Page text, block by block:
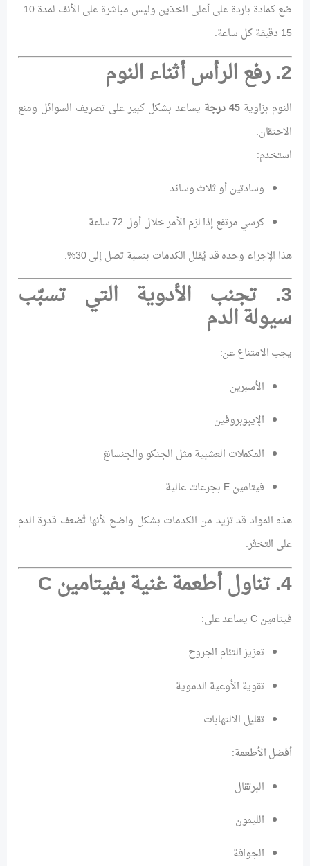
ضع كمادة باردة على أعلى الخدّين وليس مباشرة على الأنف لمدة 10–
15 دقيقة كل ساعة.
2. رفع الرأس أثناء النوم
النوم بزاوية45 درجة
يساعد بشكل كبير على تصريف السوائل ومنع
الاحتقان.
استخدم:
وسادتين أو ثلاث وسائد.
كرسي مرتفع إذا لزم الأمر خلال أول 72 ساعة.
هذا الإجراء وحده قد يُقلل الكدمات بنسبة تصل إلى 30%.
3. تجنب الأدوية التي تسبّب
سيولة الدم
يجب الامتناع عن:
الأسبرين
الإيبوبروفين
المكملات العشبية مثل الجنكو والجنسانغ
فيتامين E بجرعات عالية
هذه المواد قد تزيد من الكدمات بشكل واضح لأنها تُضعف قدرة الدم
على التخثّر.
4. تناول أطعمة غنية بفيتامين C
فيتامين C يساعد على:
تعزيز التئام الجروح
تقوية الأوعية الدموية
تقليل الالتهابات
أفضل الأطعمة:
البرتقال
الليمون
الجوافة